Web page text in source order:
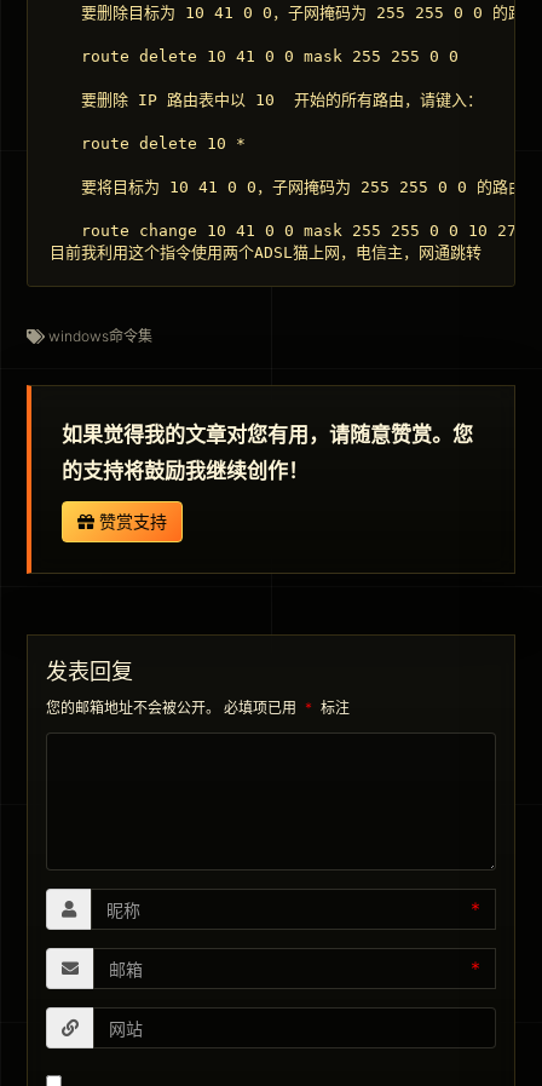
要删除目标为 10 41 0 0，子网掩码为 255 255 0 0 的路由
route delete 10 41 0 0 mask 255 255 0 0
要删除 IP 路由表中以 10  开始的所有路由，请键入：
route delete 10 *
要将目标为 10 41 0 0，子网掩码为 255 255 0 0 的路由
route change 10 41 0 0 mask 255 255 0 0 10
目前我利用这个指令使用两个ADSL猫上网，电信主，网通跳转
windows命令集
如果觉得我的文章对您有用，请随意赞赏。您
的支持将鼓励我继续创作！
赞赏支持
发表回复
您的邮箱地址不会被公开。 必填项已用 * 标注
*
*